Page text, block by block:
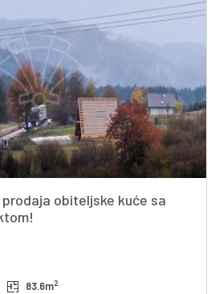
obiteljske kuće sa
83.6m2